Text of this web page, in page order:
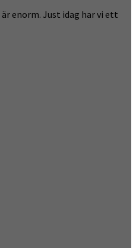
enorm. Just idag har vi ett